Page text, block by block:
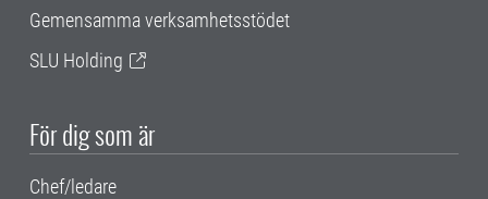
Gemensamma verksamhetsstödet
SLU Holding
För dig som är
Chef/ledare